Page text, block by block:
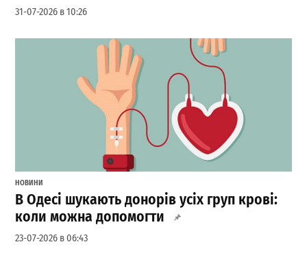
31-07-2026 в 10:26
НОВИНИ
В Одесі шукають донорів усіх груп крові:
коли можна допомогти
23-07-2026 в 06:43